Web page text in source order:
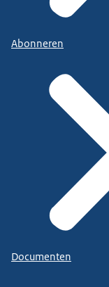
Abonneren
Documenten